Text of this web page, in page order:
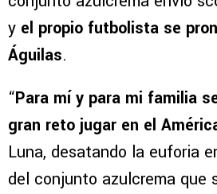
y el propio futbolista se
Águilas.
“Para mí y para mi familia
gran reto jugar en el
Luna, desatando la euforia
del conjunto azulcrema que